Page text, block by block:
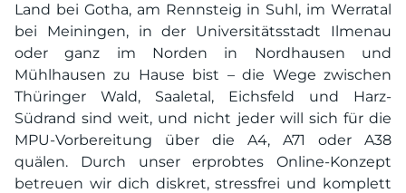
Land bei Gotha, am Rennsteig in Suhl, im Werratal
bei Meiningen, in der Universitätsstadt Ilmenau
oder ganz im Norden in Nordhausen und
Mühlhausen zu Hause bist – die Wege zwischen
Thüringer Wald, Saaletal, Eichsfeld und Harz-
Südrand sind weit, und nicht jeder will sich für die
MPU-Vorbereitung über die A4, A71 oder A38
quälen. Durch unser erprobtes Online-Konzept
betreuen wir dich diskret, stressfrei und komplett